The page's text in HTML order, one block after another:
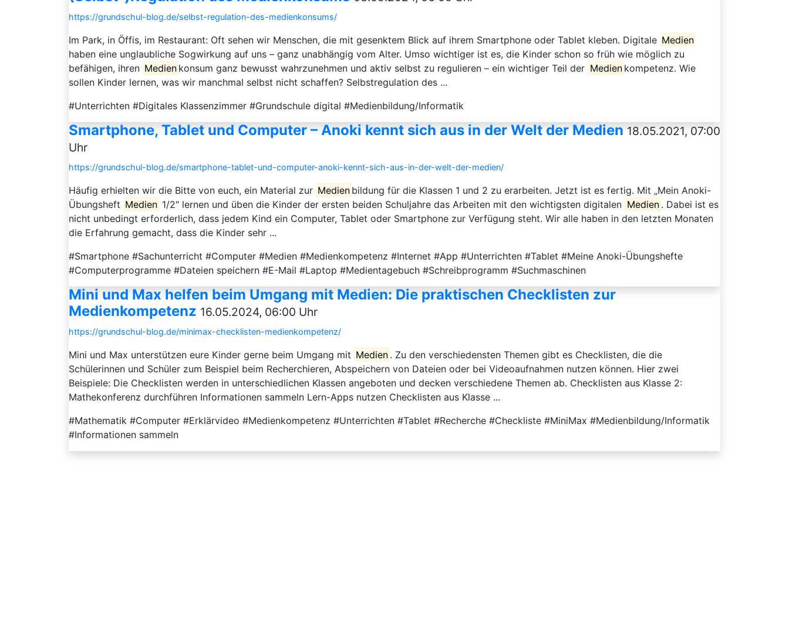
https://grundschul-blog.de/selbst-regulation-des-medienkonsums/
Im Park, in Öffis, im Restaurant: Oft sehen wir Menschen, die mit gesenktem Blick auf ihrem Smartphone oder Tablet kleben. Digitale Medien
haben eine unglaubliche Sogwirkung auf uns – ganz unabhängig vom Alter. Umso wichtiger ist es, die Kinder schon so früh wie möglich zu
befähigen, ihren Medien konsum ganz bewusst wahrzunehmen und aktiv selbst zu regulieren – ein wichtiger Teil der Medien kompetenz. Wie
sollen Kinder lernen, was wir manchmal selbst nicht schaffen? Selbstregulation des ...
#Unterrichten #Digitales Klassenzimmer #Grundschule digital #Medienbildung/Informatik
Smartphone, Tablet und Computer – Anoki kennt sich aus in der Welt der Medien 18.05.2021, 07:00
Uhr
https://grundschul-blog.de/smartphone-tablet-und-computer-anoki-kennt-sich-aus-in-der-welt-der-medien/
Häufig erhielten wir die Bitte von euch, ein Material zur Medien bildung für die Klassen 1 und 2 zu erarbeiten. Jetzt ist es fertig. Mit „Mein Anoki-
Übungsheft Medien 1/2″ lernen und üben die Kinder der ersten beiden Schuljahre das Arbeiten mit den wichtigsten digitalen Medien . Dabei ist es
nicht unbedingt erforderlich, dass jedem Kind ein Computer, Tablet oder Smartphone zur Verfügung steht. Wir alle haben in den letzten Monaten
die Erfahrung gemacht, dass die Kinder sehr ...
#Smartphone #Sachunterricht #Computer #Medien #Medienkompetenz #Internet #App #Unterrichten #Tablet #Meine Anoki-Übungshefte
#Computerprogramme #Dateien speichern #E-Mail #Laptop #Medientagebuch #Schreibprogramm #Suchmaschinen
Mini und Max helfen beim Umgang mit Medien: Die praktischen Checklisten zur
Medienkompetenz 16.05.2024, 06:00 Uhr
https://grundschul-blog.de/minimax-checklisten-medienkompetenz/
Mini und Max unterstützen eure Kinder gerne beim Umgang mit Medien . Zu den verschiedensten Themen gibt es Checklisten, die die
Schülerinnen und Schüler zum Beispiel beim Recherchieren, Abspeichern von Dateien oder bei Videoaufnahmen nutzen können. Hier zwei
Beispiele: Die Checklisten werden in unterschiedlichen Klassen angeboten und decken verschiedene Themen ab. Checklisten aus Klasse 2:
Mathekonferenz durchführen Informationen sammeln Lern-Apps nutzen Checklisten aus Klasse ...
#Mathematik #Computer #Erklärvideo #Medienkompetenz #Unterrichten #Tablet #Recherche #Checkliste #MiniMax #Medienbildung/Informatik
#Informationen sammeln